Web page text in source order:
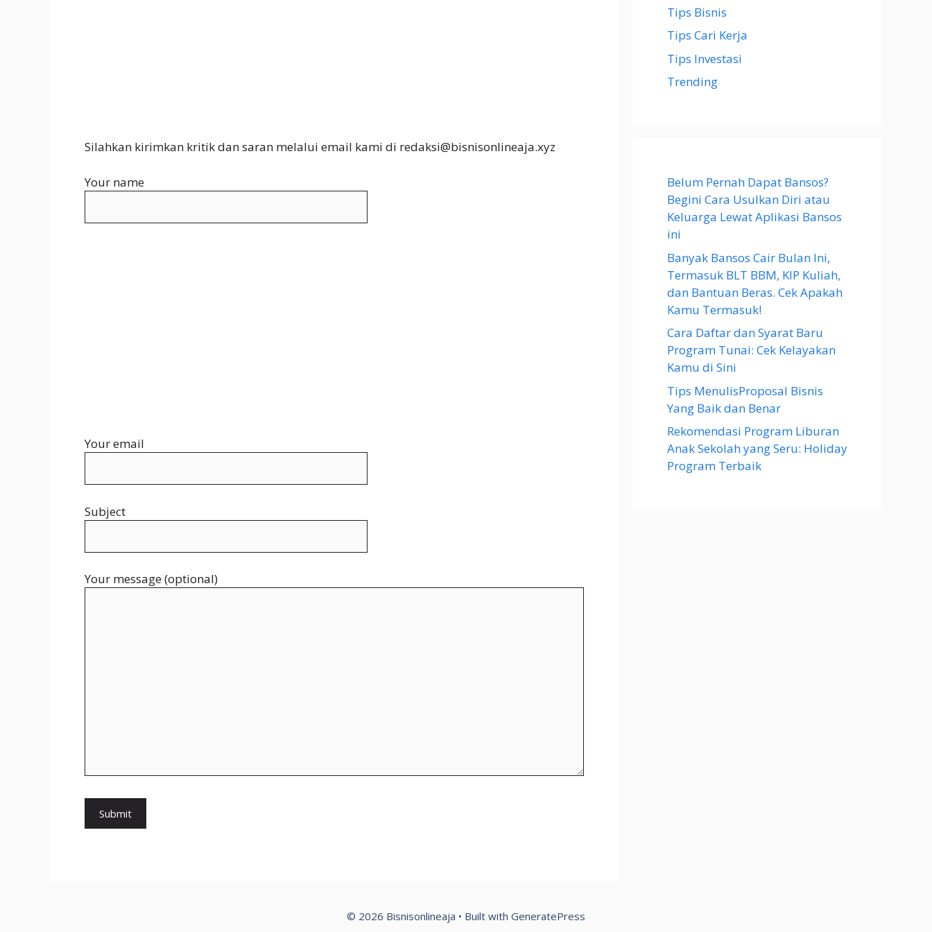
Silahkan kirimkan kritik dan saran melalui email kami di redaksi@bisnisonlineaja.xyz
Your name
Your email
Subject
Your message (optional)
Tips Bisnis
Tips Cari Kerja
Tips Investasi
Trending
Belum Pernah Dapat Bansos?
Begini Cara Usulkan Diri atau
Keluarga Lewat Aplikasi Bansos
ini
Banyak Bansos Cair Bulan Ini,
Termasuk BLT BBM, KIP Kuliah,
dan Bantuan Beras. Cek Apakah
Kamu Termasuk!
Cara Daftar dan Syarat Baru
Program Tunai: Cek Kelayakan
Kamu di Sini
Tips MenulisProposal Bisnis
Yang Baik dan Benar
Rekomendasi Program Liburan
Anak Sekolah yang Seru: Holiday
Program Terbaik
© 2026 Bisnisonlineaja • Built with GeneratePress